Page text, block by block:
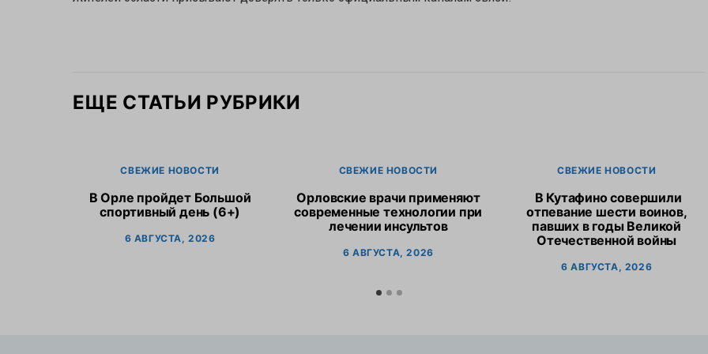
ЕЩЕ СТАТЬИ РУБРИКИ
СВЕЖИЕ НОВОСТИ
В Орле пройдет Большой
спортивный день (6+)
6 АВГУСТА, 2026
СВЕЖИЕ НОВОСТИ
Орловские врачи применяют
современные технологии при
лечении инсультов
6 АВГУСТА, 2026
СВЕЖИЕ НОВОСТИ
В Кутафино совершили
отпевание шести воинов,
павших в годы Великой
Отечественной войны
6 АВГУСТА, 2026